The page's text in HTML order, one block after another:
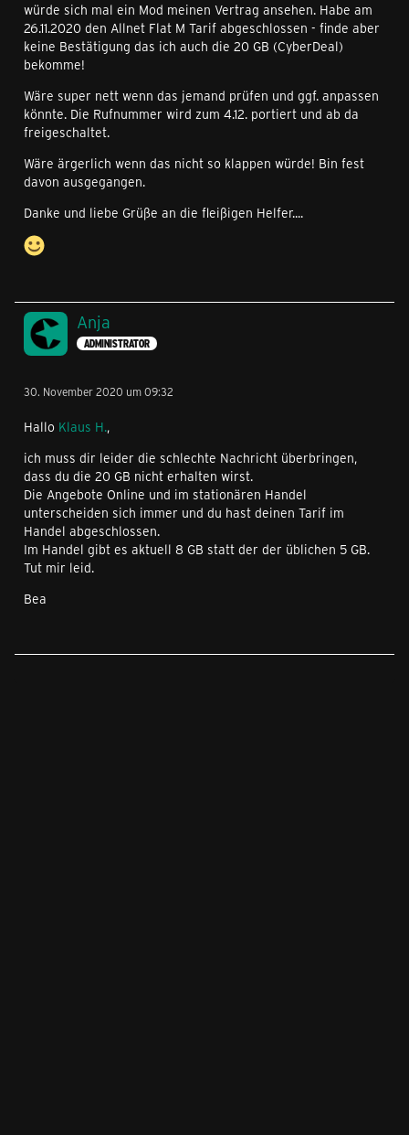
würde sich mal ein Mod meinen Vertrag ansehen. Habe am
26.11.2020 den Allnet Flat M Tarif abgeschlossen - finde aber
keine Bestätigung das ich auch die 20 GB (CyberDeal)
bekomme!
Wäre super nett wenn das jemand prüfen und ggf. anpassen
könnte. Die Rufnummer wird zum 4.12. portiert und ab da
freigeschaltet.
Wäre ärgerlich wenn das nicht so klappen würde! Bin fest
davon ausgegangen.
Danke und liebe Grüße an die fleißigen Helfer....
Anja
ADMINISTRATOR
30. November 2020 um 09:32
Hallo Klaus H.,
ich muss dir leider die schlechte Nachricht überbringen,
dass du die 20 GB nicht erhalten wirst.
Die Angebote Online und im stationären Handel
unterscheiden sich immer und du hast deinen Tarif im
Handel abgeschlossen.
Im Handel gibt es aktuell 8 GB statt der der üblichen 5 GB.
Tut mir leid.
Bea